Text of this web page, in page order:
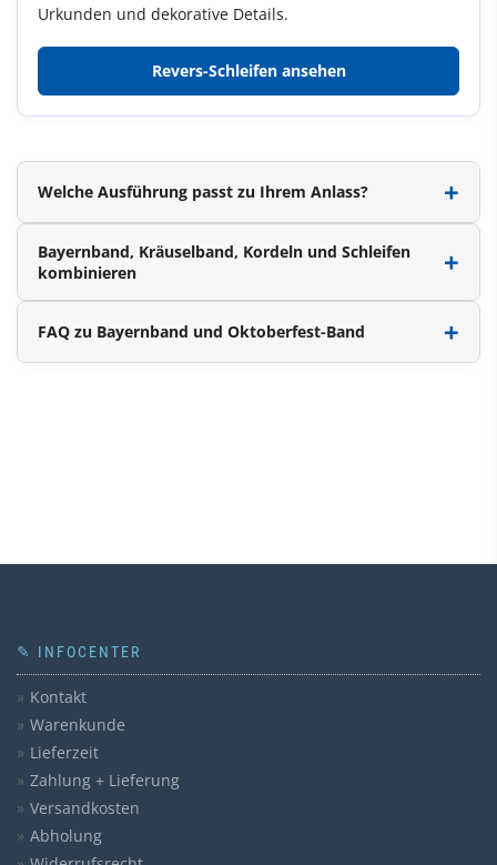
Urkunden und dekorative Details.
Revers-Schleifen ansehen
Welche Ausführung passt zu Ihrem Anlass?
Bayernband, Kräuselband, Kordeln und Schleifen
kombinieren
FAQ zu Bayernband und Oktoberfest-Band
✎ INFOCENTER
Kontakt
Warenkunde
Lieferzeit
Zahlung + Lieferung
Versandkosten
Abholung